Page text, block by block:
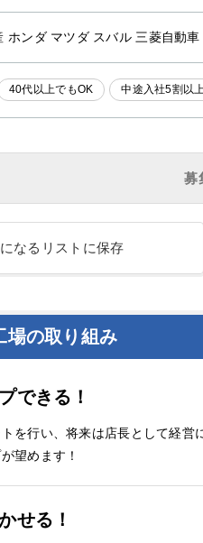
ホンダ マツダ スバル 三菱自動
40代以上でもOK 中途入社5割以
募
なるリストに保存
場の取り組み
できる！
を行い、将来は店長として経営
望めます！
せる！